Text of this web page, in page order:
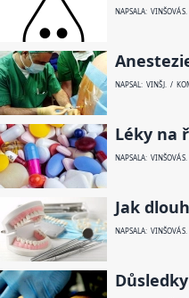
NAPSALA: VINŠOVÁ
NAPSAL: VINŠ J. /
Léky na
NAPSALA: VINŠOVÁ
Jak
NAPSALA: VINŠOVÁ